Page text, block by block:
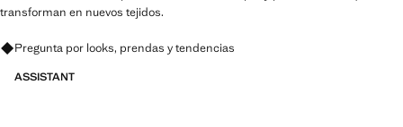
transforman en nuevos tejidos.
Pregunta por looks, prendas y tendencias
ASSISTANT